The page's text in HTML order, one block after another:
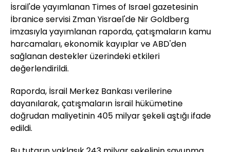
İsrail'de yayımlanan Times of Israel gazetesinin
İbranice servisi Zman Yisrael'de Nir Goldberg
imzasıyla yayımlanan raporda, çatışmaların kamu
harcamaları, ekonomik kayıplar ve ABD'den
sağlanan destekler üzerindeki etkileri
değerlendirildi.
Raporda, İsrail Merkez Bankası verilerine
dayanılarak, çatışmaların İsrail hükümetine
doğrudan maliyetinin 405 milyar şekeli aştığı ifade
edildi.